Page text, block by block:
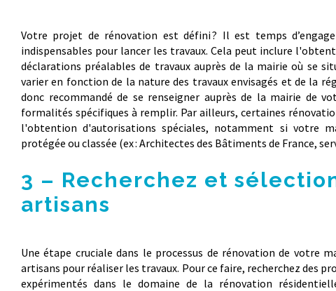
Votre projet de rénovation est défini ? Il est temps
indispensables pour lancer les travaux. Cela peut inclure
déclarations préalables de travaux auprès de la mairie où se
varier en fonction de la nature des travaux envisagés et de la
donc recommandé de se renseigner auprès de la mairie de
formalités spécifiques à remplir. Par ailleurs, certaines
l'obtention d'autorisations spéciales, notamment si votre
protégée ou classée (ex : Architectes des Bâtiments de France,
3 – Recherchez et
artisans
Une étape cruciale dans le processus de rénovation de votre
artisans pour réaliser les travaux. Pour ce faire, recherchez des
expérimentés dans le domaine de la rénovation